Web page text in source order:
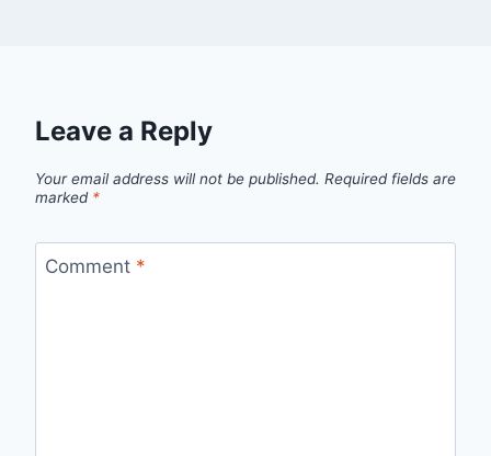
Leave a Reply
Your email address will not be published. Required fields are
marked *
Comment *